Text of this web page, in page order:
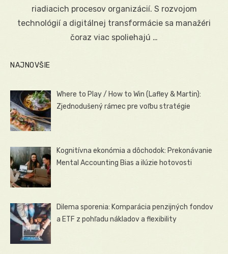
riadiacich procesov organizácií. S rozvojom
technológií a digitálnej transformácie sa manažéri
čoraz viac spoliehajú …
NAJNOVŠIE
Where to Play / How to Win (Lafley & Martin):
Zjednodušený rámec pre voľbu stratégie
Kognitívna ekonómia a dôchodok: Prekonávanie
Mental Accounting Bias a ilúzie hotovosti
Dilema sporenia: Komparácia penzijných fondov
a ETF z pohľadu nákladov a flexibility